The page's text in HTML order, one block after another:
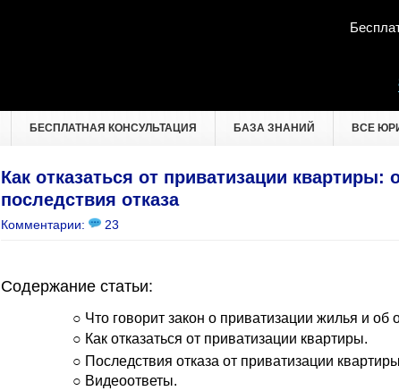
БЕСПЛАТНАЯ КОНСУЛЬТАЦИЯ БАЗА ЗНАНИЙ ВСЕ
Как отказаться от приватизации
последствия отказа
Комментарии: 23
Содержание статьи:
○ Что говорит закон о приватизации жилья и об
○ Как отказаться от приватизации квартиры.
○ Последствия отказа от приватизации
○ Видеоответы.